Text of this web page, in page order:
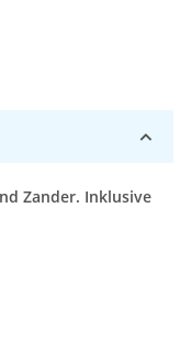
Zander. Inklusive